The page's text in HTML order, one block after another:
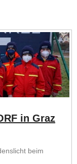
in Graz
beim